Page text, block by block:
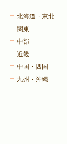
北海道・東北
関東
中部
近畿
中国・四国
九州・沖縄